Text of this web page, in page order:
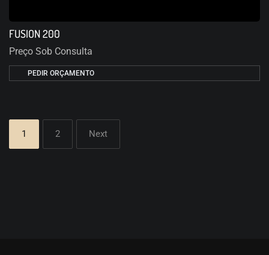
FUSION 200
Preço Sob Consulta
PEDIR ORÇAMENTO
1 2 Next